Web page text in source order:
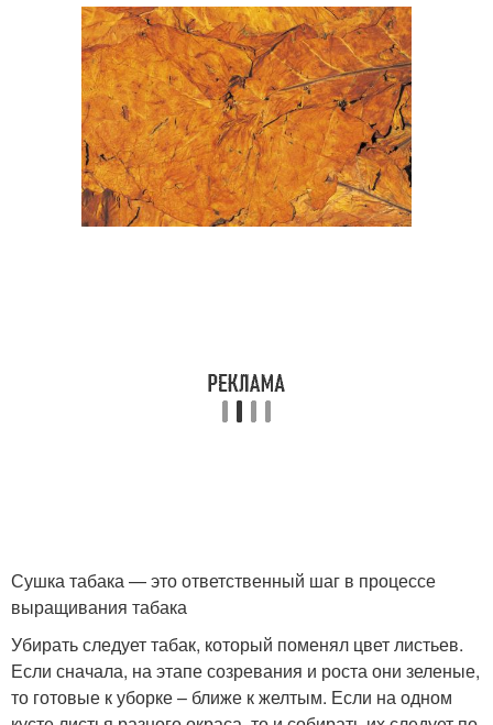
Сушка табака — это ответственный шаг в процессе
выращивания табака
Убирать следует табак, который поменял цвет листьев.
Если сначала, на этапе созревания и роста они зеленые,
то готовые к уборке – ближе к желтым. Если на одном